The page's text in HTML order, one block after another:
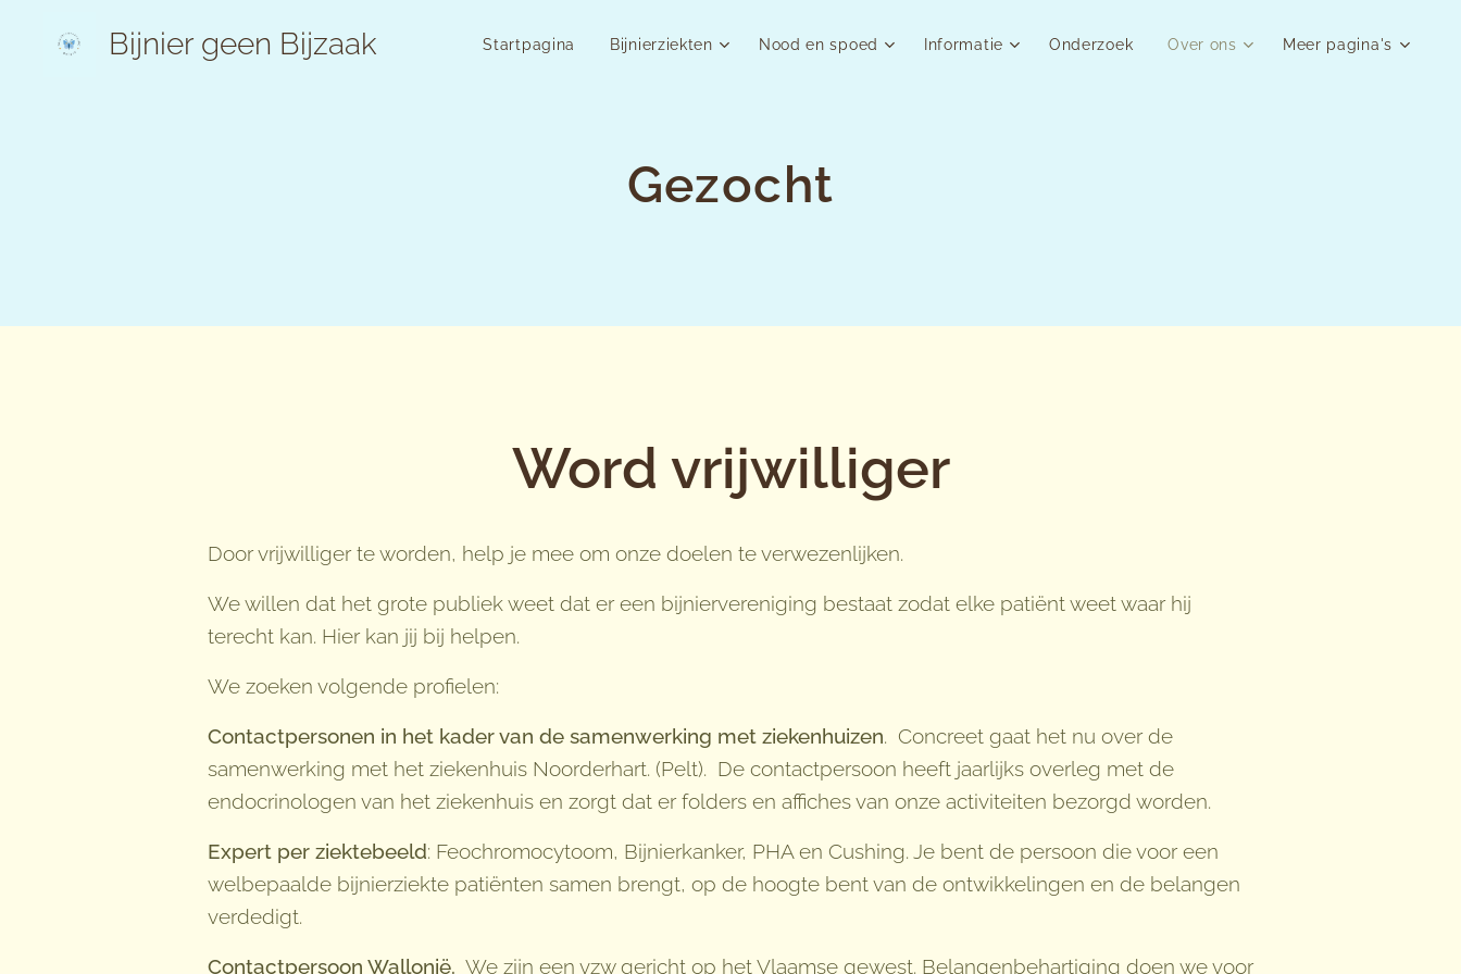
Bijnier geen Bijzaak Startpagina Bijnierziekten Nood en spoed Informatie Onderzoek Over ons Meer pagina's
Gezocht
Word vrijwilliger
Door vrijwilliger te worden, help je mee om onze doelen te verwezenlijken.
We willen dat het grote publiek weet dat er een bijniervereniging bestaat zodat elke patiënt weet waar hij
terecht kan. Hier kan jij bij helpen.
We zoeken volgende profielen:
Contactpersonen in het kader van de samenwerking met ziekenhuizen. Concreet gaat het nu over de
samenwerking met het ziekenhuis Noorderhart. (Pelt). De contactpersoon heeft jaarlijks overleg met de
endocrinologen van het ziekenhuis en zorgt dat er folders en affiches van onze activiteiten bezorgd worden.
Expert per ziektebeeld: Feochromocytoom, Bijnierkanker, PHA en Cushing. Je bent de persoon die voor een
welbepaalde bijnierziekte patiënten samen brengt, op de hoogte bent van de ontwikkelingen en de belangen
verdedigt.
Contactpersoon Wallonië. We zijn een vzw gericht op het Vlaamse gewest. Belangenbehartiging doen we voor